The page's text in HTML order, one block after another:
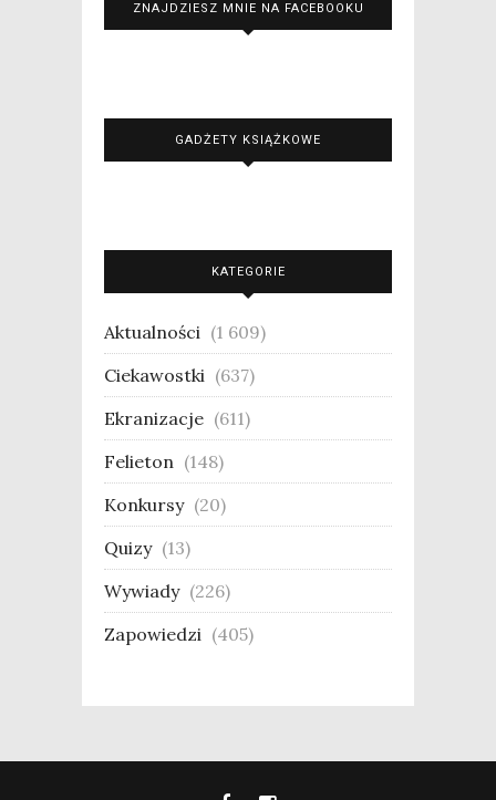
ZNAJDZIESZ MNIE NA FACEBOOKU
GADŻETY KSIĄŻKOWE
KATEGORIE
Aktualności (1 609)
Ciekawostki (637)
Ekranizacje (611)
Felieton (148)
Konkursy (20)
Quizy (13)
Wywiady (226)
Zapowiedzi (405)